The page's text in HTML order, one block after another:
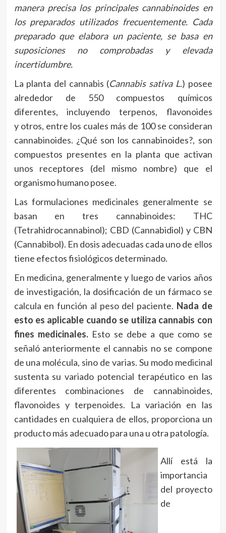
manera precisa los principales cannabinoides en
los preparados utilizados frecuentemente. Cada
preparado que elabora un paciente, se basa en
suposiciones no comprobadas y elevada
incertidumbre.
La planta del cannabis (Cannabis sativa L.) posee
alrededor de 550 compuestos químicos
diferentes, incluyendo terpenos, flavonoides
y otros, entre los cuales más de 100 se consideran
cannabinoides. ¿Qué son los cannabinoides?, son
compuestos presentes en la planta que activan
unos receptores (del mismo nombre) que el
organismo humano posee.
Las formulaciones medicinales generalmente se
basan en tres cannabinoides: THC
(Tetrahidrocannabinol); CBD (Cannabidiol) y CBN
(Cannabibol). En dosis adecuadas cada uno de ellos
tiene efectos fisiológicos determinado.
En medicina, generalmente y luego de varios años
de investigación, la dosificación de un fármaco se
calcula en función al peso del paciente. Nada de
esto es aplicable cuando se utiliza cannabis con
fines medicinales.Esto se debe a que como se
señaló anteriormente el cannabis no se compone
de una molécula, sino de varias. Su modo medicinal
sustenta su variado potencial terapéutico en las
diferentes combinaciones de cannabinoides,
flavonoides y terpenoides. La variación en las
cantidades en cualquiera de ellos, proporciona un
producto más adecuado para una u otra patología.
Allí está la
importancia
del proyecto
de